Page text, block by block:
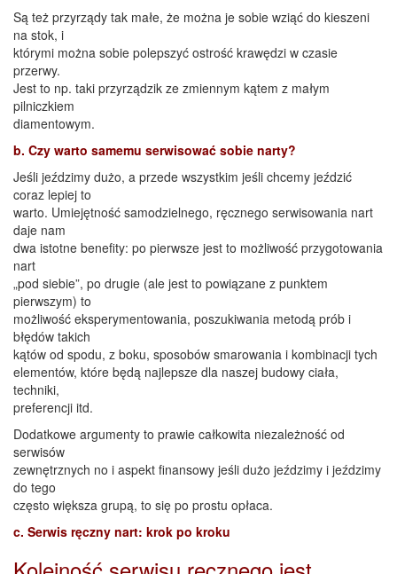
Są też przyrządy tak małe, że można je sobie wziąć do kieszeni
na stok, i
którymi można sobie polepszyć ostrość krawędzi w czasie
przerwy.
Jest to np. taki przyrządzik ze zmiennym kątem z małym
pilniczkiem
diamentowym.
b. Czy warto samemu serwisować sobie narty?
Jeśli jeździmy dużo, a przede wszystkim jeśli chcemy jeździć
coraz lepiej to
warto. Umiejętność samodzielnego, ręcznego serwisowania nart
daje nam
dwa istotne benefity: po pierwsze jest to możliwość przygotowania
nart
„pod siebie”, po drugie (ale jest to powiązane z punktem
pierwszym) to
możliwość eksperymentowania, poszukiwania metodą prób i
błędów takich
kątów od spodu, z boku, sposobów smarowania i kombinacji tych
elementów, które będą najlepsze dla naszej budowy ciała,
techniki,
preferencji itd.
Dodatkowe argumenty to prawie całkowita niezależność od
serwisów
zewnętrznych no i aspekt finansowy jeśli dużo jeździmy i jeździmy
do tego
często większa grupą, to się po prostu opłaca.
c. Serwis ręczny nart: krok po kroku